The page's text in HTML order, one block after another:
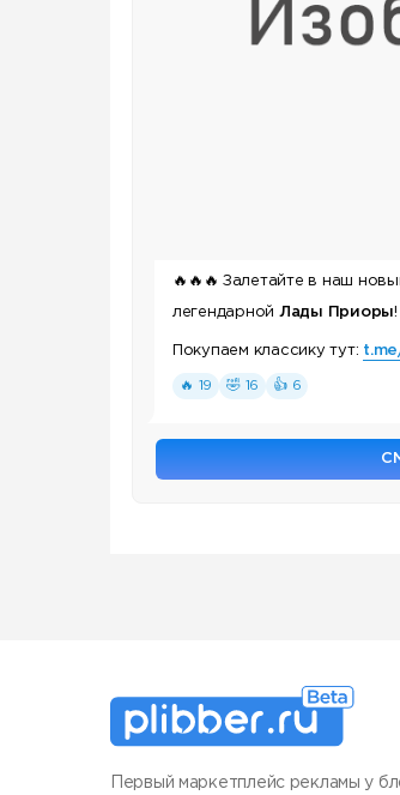
🔥 🔥 🔥 Залетайте в наш
легендарной Лады Приоры!
Покупаем классику тут:
🔥 19 🤣 16 👍 6
Первый маркетплейс рекламы у